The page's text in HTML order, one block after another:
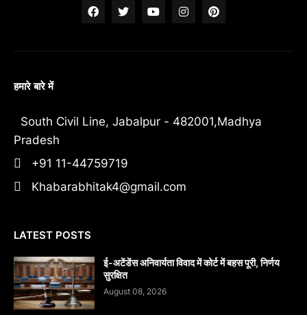
हमारे बारे में
South Civil Line, Jabalpur - 482001,Madhya
Pradesh
+91 11-44759719
Khabarabhitak4@gmail.com
LATEST POSTS
​ई-अटेंडेंस अनिवार्यता विवाद में कोर्ट में बहस पूरी, निर्णय
सुरक्षित
August 08, 2026